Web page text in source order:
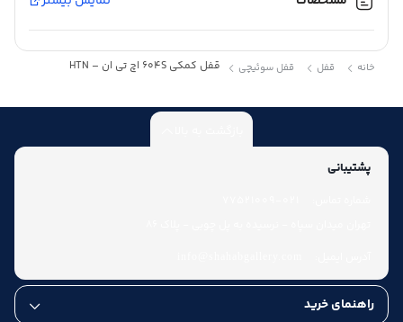
خانه قفل قفل سوئیچی قفل کمکی 604S اچ تی ان – HTN
پشتیبانی
راهنمای خرید